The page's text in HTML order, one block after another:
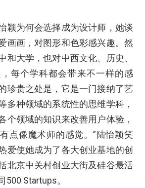
颖为何会选择成为设计师，她谈
画画，对图形和色彩感兴趣。然
和大学，也对中西文化、历史、
每个学科都会带来不一样的感
珍贵之处是，它是一门接纳了艺
多种领域的系统性的思维学科，
个领域的知识来改善用户体验，
点像魔术师的感觉。”陆怡颖笑
爱使她成为了各大创业基地的创
北京中关村创业大街及硅谷最活
500 Startups。